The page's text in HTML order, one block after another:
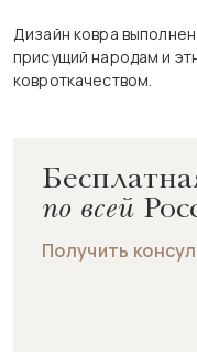
Дизайн ковра
присущий народам и
ковроткачеством.
по всей
Получить